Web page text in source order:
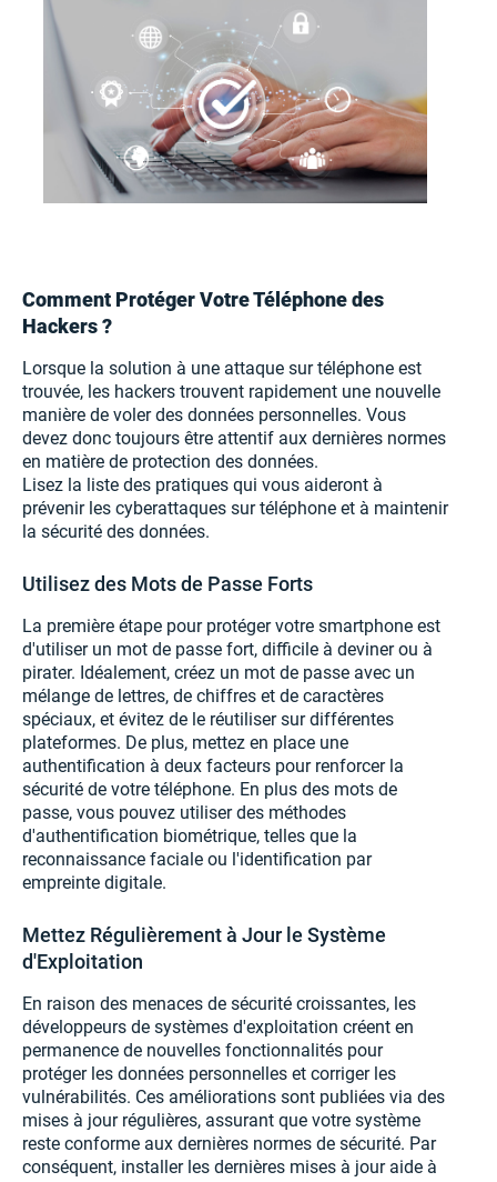
Comment Protéger Votre Téléphone des
Hackers ?
Lorsque la solution à une attaque sur téléphone est
trouvée, les hackers trouvent rapidement une nouvelle
manière de voler des données personnelles. Vous
devez donc toujours être attentif aux dernières normes
en matière de protection des données.
Lisez la liste des pratiques qui vous aideront à
prévenir les cyberattaques sur téléphone et à maintenir
la sécurité des données.
Utilisez des Mots de Passe Forts
La première étape pour protéger votre smartphone est
d'utiliser un mot de passe fort, difficile à deviner ou à
pirater. Idéalement, créez un mot de passe avec un
mélange de lettres, de chiffres et de caractères
spéciaux, et évitez de le réutiliser sur différentes
plateformes. De plus, mettez en place une
authentification à deux facteurs pour renforcer la
sécurité de votre téléphone. En plus des mots de
passe, vous pouvez utiliser des méthodes
d'authentification biométrique, telles que la
reconnaissance faciale ou l'identification par
empreinte digitale.
Mettez Régulièrement à Jour le Système
d'Exploitation
En raison des menaces de sécurité croissantes, les
développeurs de systèmes d'exploitation créent en
permanence de nouvelles fonctionnalités pour
protéger les données personnelles et corriger les
vulnérabilités. Ces améliorations sont publiées via des
mises à jour régulières, assurant que votre système
reste conforme aux dernières normes de sécurité. Par
conséquent, installer les dernières mises à jour aide à